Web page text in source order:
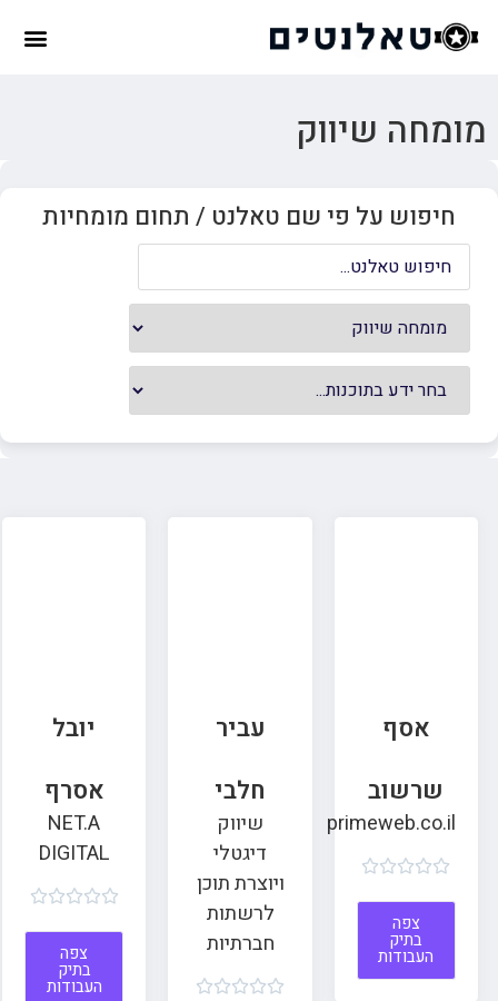
מומחה שיווק
חיפוש על פי שם טאלנט / תחום מומחיות
אסף
שרשוב
primeweb.co.il





צפה
בתיק
העבודות
עביר
חלבי
שיווק
דיגטלי
ויוצרת תוכן
לרשתות
חברתיות





יובל
אסרף
NET.A
DIGITAL





צפה
בתיק
העבודות